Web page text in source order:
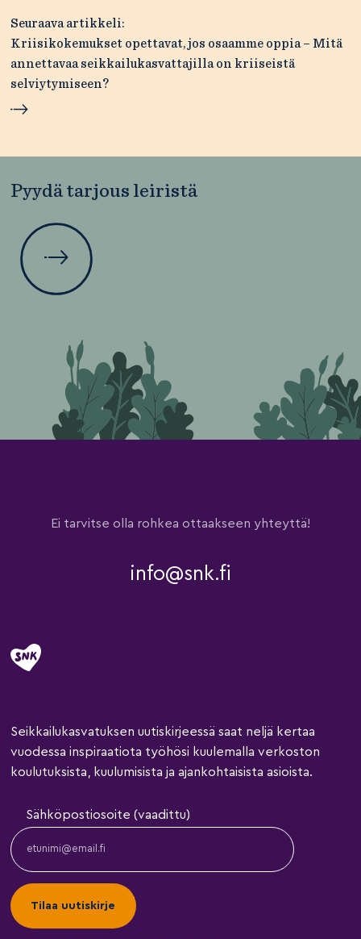
Seuraava artikkeli:
Kriisikokemukset opettavat, jos osaamme oppia – Mitä
annettavaa seikkailukasvattajilla on kriiseistä
selviytymiseen?
Pyydä tarjous leiristä
Ei tarvitse olla rohkea ottaakseen yhteyttä!
info@snk.fi
Seikkailukasvatuksen uutiskirjeessä saat neljä kertaa
vuodessa inspiraatiota työhösi kuulemalla verkoston
koulutuksista, kuulumisista ja ajankohtaisista asioista.
Sähköpostiosoite (vaadittu)